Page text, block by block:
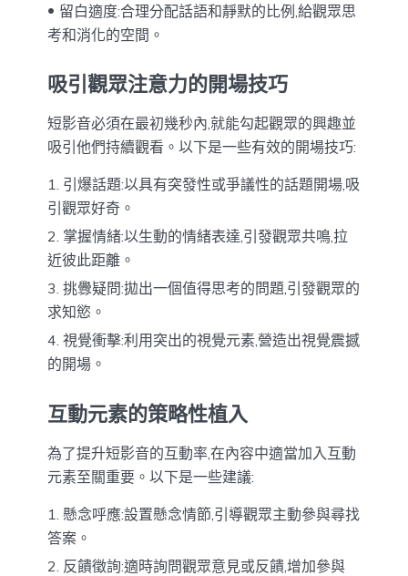
留白適度:合理分配話語和靜默的比例,給觀眾思
考和消化的空間。
吸引觀眾注意力的開場技巧
短影音必須在最初幾秒內,就能勾起觀眾的興趣並
吸引他們持續觀看。以下是一些有效的開場技巧:
引爆話題:以具有突發性或爭議性的話題開場,吸
引觀眾好奇。
掌握情緒:以生動的情緒表達,引發觀眾共鳴,拉
近彼此距離。
挑釁疑問:拋出一個值得思考的問題,引發觀眾的
求知慾。
視覺衝擊:利用突出的視覺元素,營造出視覺震撼
的開場。
互動元素的策略性植入
為了提升短影音的互動率,在內容中適當加入互動
元素至關重要。以下是一些建議:
懸念呼應:設置懸念情節,引導觀眾主動參與尋找
答案。
反饋徵詢:適時詢問觀眾意見或反饋,增加參與